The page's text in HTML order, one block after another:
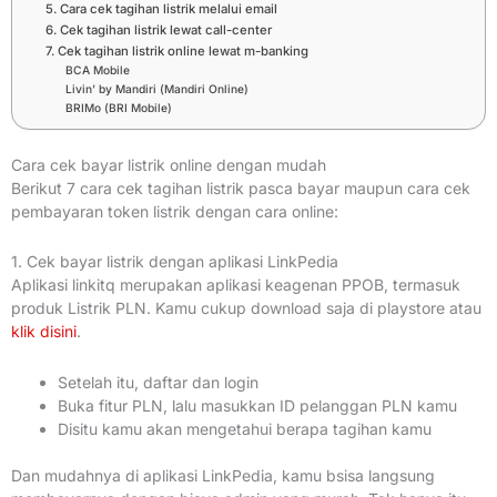
5. Cara cek tagihan listrik melalui email
6. Cek tagihan listrik lewat call-center
7. Cek tagihan listrik online lewat m-banking
BCA Mobile
Livin’ by Mandiri (Mandiri Online)
BRIMo (BRI Mobile)
Cara cek bayar listrik online dengan mudah
Berikut 7 cara cek tagihan listrik pasca bayar maupun cara cek
pembayaran token listrik dengan cara online:
1. Cek bayar listrik dengan aplikasi LinkPedia
Aplikasi linkitq merupakan aplikasi keagenan PPOB, termasuk
produk Listrik PLN. Kamu cukup download saja di playstore atau
klik disini.
Setelah itu, daftar dan login
Buka fitur PLN, lalu masukkan ID pelanggan PLN kamu
Disitu kamu akan mengetahui berapa tagihan kamu
Dan mudahnya di aplikasi LinkPedia, kamu bsisa langsung